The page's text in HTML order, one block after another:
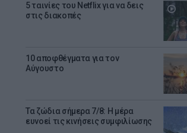
5 ταινίες του Netflix για να δεις
στις διακοπές
10 αποφθέγματα για τον
Αύγουστο
Τα ζώδια σήμερα 7/8: Η μέρα
ευνοεί τις κινήσεις συμφιλίωσης